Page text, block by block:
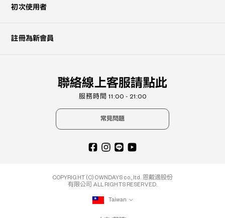
初次使用者
註冊為新會員
聯絡線上客服請點此
服務時間 11:00 - 21:00
常見問題
COPYRIGHT (C) OWNDAYS co., ltd. 恩戴適股份
有限公司 ALL RIGHTS RESERVED.
Taiwan